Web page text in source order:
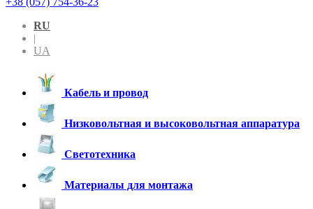
RU
|
UA
Кабель и провод
Низковольтная и высоковольтная аппаратура
Светотехника
Материалы для монтажа